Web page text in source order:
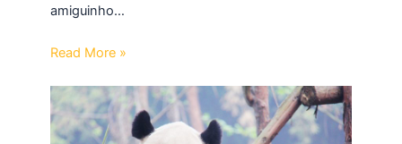
amiguinho…
Read More »